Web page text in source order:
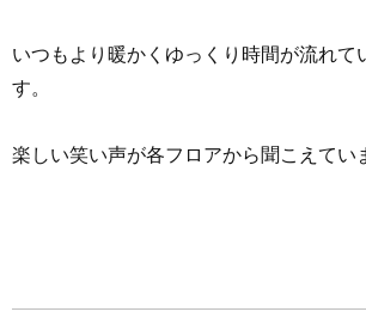
いつもより暖かくゆっくり時間が流れて
す。
楽しい笑い声が各フロアから聞こえてい